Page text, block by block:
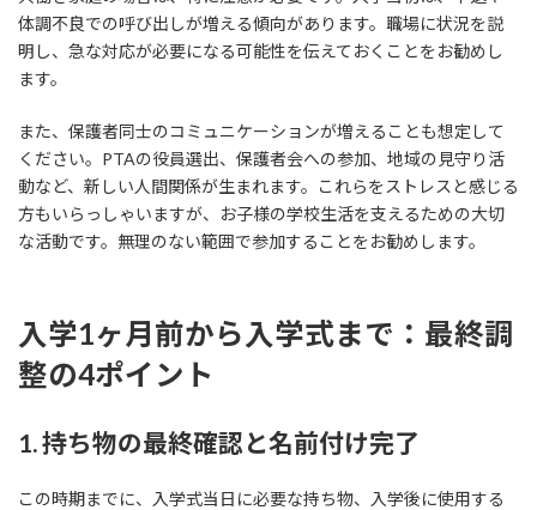
体調不良での呼び出しが増える傾向があります。職場に状況を説
明し、急な対応が必要になる可能性を伝えておくことをお勧めし
ます。
また、保護者同士のコミュニケーションが増えることも想定して
ください。PTAの役員選出、保護者会への参加、地域の見守り活
動など、新しい人間関係が生まれます。これらをストレスと感じる
方もいらっしゃいますが、お子様の学校生活を支えるための大切
な活動です。無理のない範囲で参加することをお勧めします。
入学1ヶ月前から入学式まで：最終調
整の4ポイント
1. 持ち物の最終確認と名前付け完了
この時期までに、入学式当日に必要な持ち物、入学後に使用する